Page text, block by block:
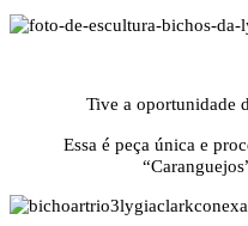
Tive a oportunidade
Essa é peça única e